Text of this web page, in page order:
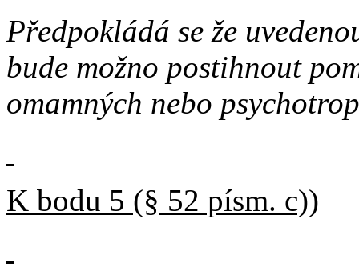
Předpokládá se že
bude možno postihnout
omamných nebo
K bodu 5 (§ 52 písm. c))